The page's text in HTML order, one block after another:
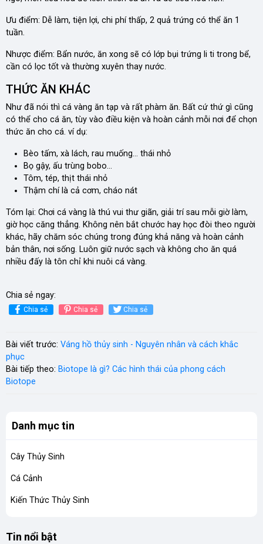
Ưu điểm: Dễ làm, tiện lợi, chi phí thấp, 2 quả trứng có thể ăn 1
tuần.
Nhược điểm: Bẩn nước, ăn xong sẽ có lớp bụi trứng li ti trong bể,
cần có lọc tốt và thường xuyên thay nước.
THỨC ĂN KHÁC
Như đã nói thì cá vàng ăn tạp và rất phàm ăn. Bất cứ thứ gì cũng
có thể cho cá ăn, tùy vào điều kiện và hoàn cảnh mỗi nơi để chọn
thức ăn cho cá. ví dụ:
Bèo tấm, xà lách, rau muống… thái nhỏ
Bọ gậy, ấu trùng bobo…
Tôm, tép, thịt thái nhỏ
Thậm chí là cả cơm, cháo nát
Tóm lại: Chơi cá vàng là thú vui thư giãn, giải trí sau mỗi giờ làm,
giờ học căng thẳng. Không nên bắt chước hay học đòi theo người
khác, hãy chăm sóc chúng trong đúng khả năng và hoàn cảnh
bản thân, nơi sống. Luôn giữ nước sạch và không cho ăn quá
nhiều đấy là tôn chỉ khi nuôi cá vàng.
Chia sẻ ngay:
Chia sẻ Chia sẻ Chia sẻ
Bài viết trước: Váng hồ thủy sinh - Nguyên nhân và cách khắc
phục
Bài tiếp theo: Biotope là gì? Các hình thái của phong cách
Biotope
Danh mục tin
Cây Thủy Sinh
Cá Cảnh
Kiến Thức Thủy Sinh
Tin nổi bật